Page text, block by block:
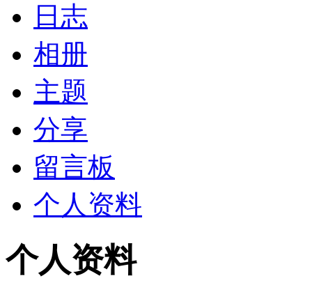
日志
相册
主题
分享
留言板
个人资料
个人资料